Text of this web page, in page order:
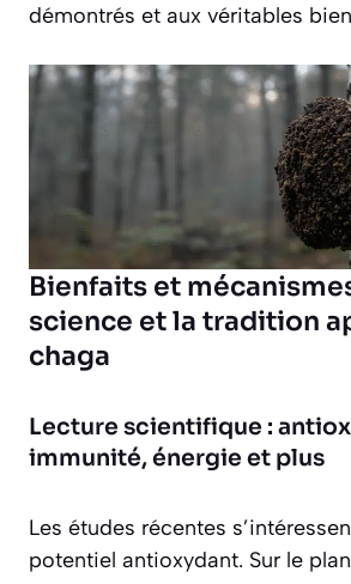
démontrés et aux véritables
Bienfaits et
science et la tradition
chaga
Lecture scientifique :
immunité, énergie et plus
Les études récentes
potentiel antioxydant. Sur le